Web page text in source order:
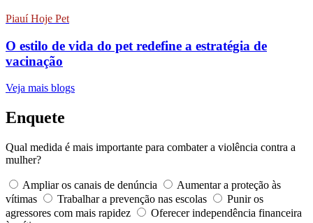
Piauí Hoje Pet
O estilo de vida do pet redefine a estratégia de
vacinação
Veja mais blogs
Enquete
Qual medida é mais importante para combater a violência contra a
mulher?
Ampliar os canais de denúncia
Aumentar a proteção às
vítimas
Trabalhar a prevenção nas escolas
Punir os
agressores com mais rapidez
Oferecer independência financeira